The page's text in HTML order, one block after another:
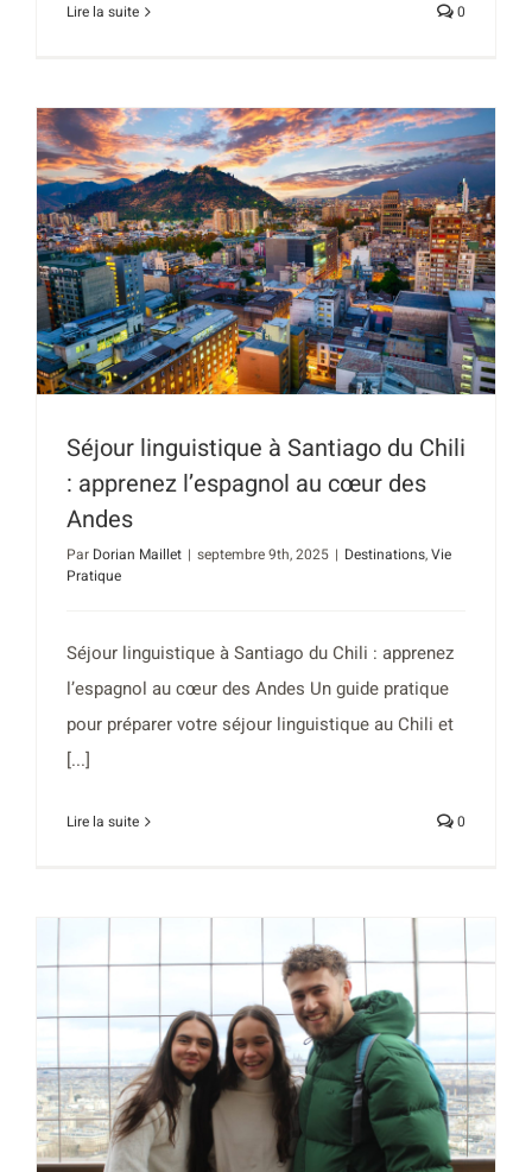
Lire la suite 0
Séjour linguistique à Santiago du Chili
: apprenez l’espagnol au cœur des
Andes
Par Dorian Maillet | septembre 9th, 2025 | Destinations,Vie
Pratique
Séjour linguistique à Santiago du Chili : apprenez
l’espagnol au cœur des Andes Un guide pratique
pour préparer votre séjour linguistique au Chili et
[...]
Lire la suite 0